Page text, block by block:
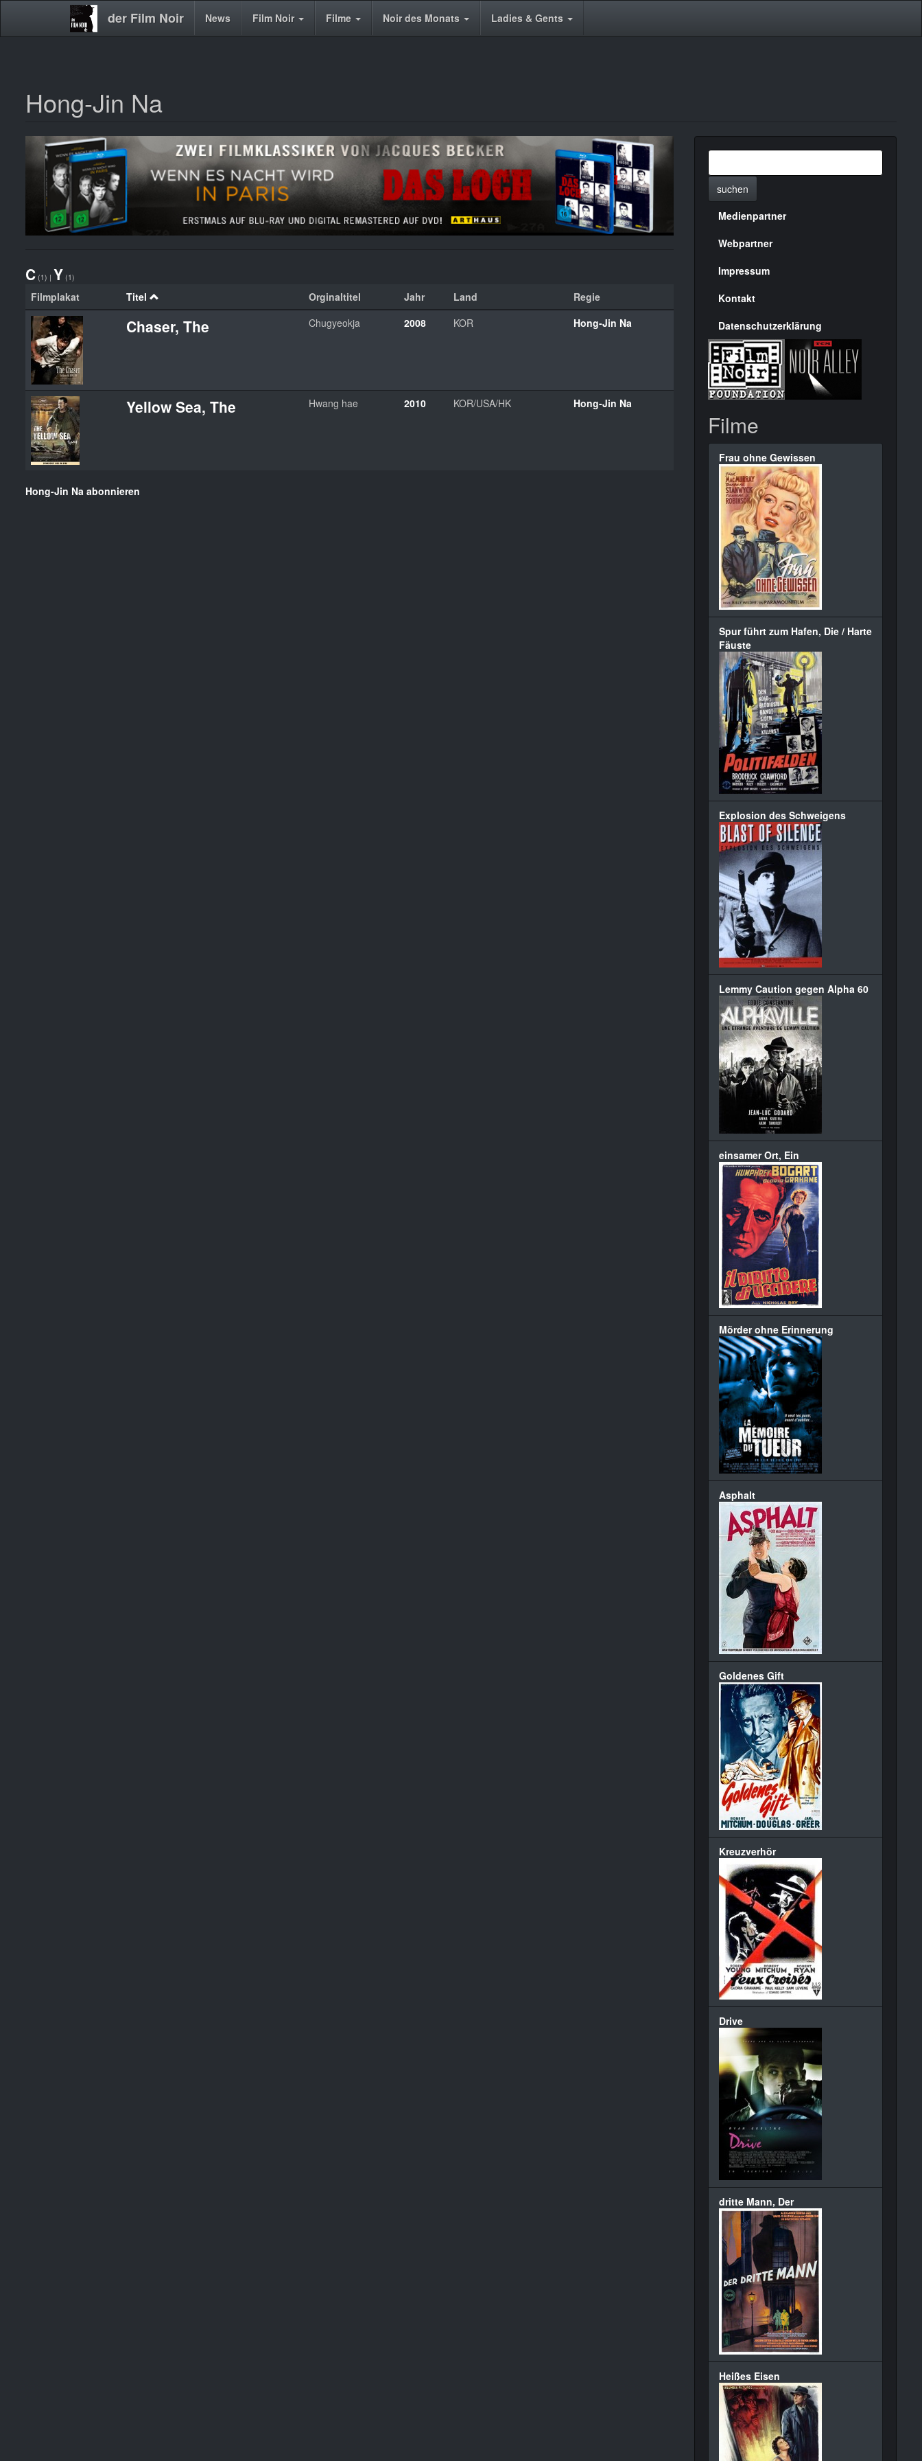
der Film Noir
Main News Film Noir Filme Noir des Monats Ladies & Gents
Hong-Jin Na
C (1) | Y (1)
Filmplakat Titel Orginaltitel Jahr Land Regie
Chaser, The Chugyeokja 2008 KOR Hong-Jin Na
Yellow Sea, The Hwang hae 2010 KOR/USA/HK Hong-Jin Na
Hong-Jin Na abonnieren
suchen
Menülinks
rechte
Seite
Medienpartner
Webpartner
Impressum
Kontakt
Datenschutzerklärung
Filme
Frau ohne Gewissen
Spur führt zum Hafen, Die / Harte
Fäuste
Explosion des Schweigens
Lemmy Caution gegen Alpha 60
einsamer Ort, Ein
Mörder ohne Erinnerung
Asphalt
Goldenes Gift
Kreuzverhör
Drive
dritte Mann, Der
Heißes Eisen